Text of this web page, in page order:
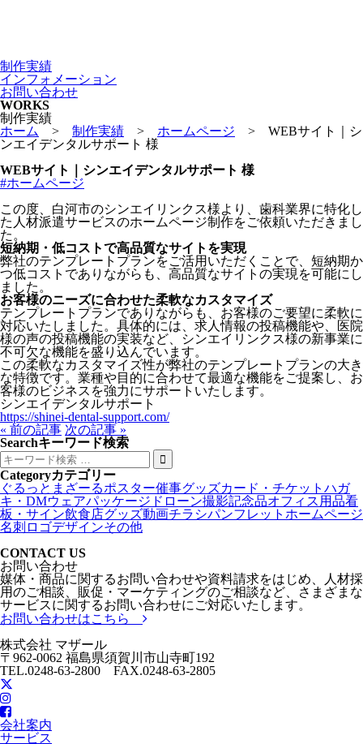
制作実績
インフォメーション
お問い合わせ
WORKS
制作実績
ホーム
> 制作実績 > ホームページ > WEBサイト｜シ
ンエイデンタルサポート 様
WEBサイト｜シンエイデンタルサポート 様
#ホームページ
この度、白河市のシンエイリンクス様より、歯科業界に特化し
た人材派遣サービスのホームページ制作をご依頼いただきまし
た。
短納期・低コストで高品質なサイトを実現
弊社のテンプレートプランをご活用いただくことで、短納期か
つ低コストでありながらも、高品質なサイトの実現を可能にし
ました。
お客様のニーズに合わせた柔軟なカスタマイズ
テンプレートプランでありながらも、お客様のご要望に柔軟に
対応いたしました。具体的には、求人情報の投稿機能や、医院
様の声の投稿機能の実装など、シンエイリンクス様の新事業に
不可欠な機能を盛り込んでいます。
この柔軟なカスタマイズ性が弊社のテンプレートプランの大き
な特徴です。業種や目的に合わせて最適な機能をご提案し、お
客様のビジネスを強力にサポートいたします。
シンエイデンタルサポート
https://shinei-dental-support.com/
« 前の記事 次の記事 »
Searchキーワード検索
Categoryカテゴリー
ぐるっとまざーるポスター催事グッズカード・チケット ハガ
キ・DMウェアパッケージ ドローン撮影記念品オフィス用品看
板・サイン飲食店グッズ動画チラシパンフレット ホームページ
名刺 ロゴデザインその他
CONTACT US
お問い合わせ
媒体・商品に関するお問い合わせや資料請求をはじめ、人材採
用のご相談、販促・マーケティングのご相談など、さまざまな
サービスに関するお問い合わせにご対応いたします。
お問い合わせはこちら
株式会社 マザール
〒962-0062 福島県須賀川市山寺町192
TEL.0248-63-2800 FAX.0248-63-2805
会社案内
サービス